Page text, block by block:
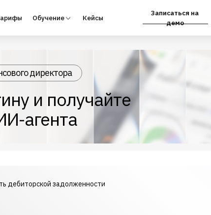
Партнёрам
Записаться на
Кейсы
Обучение
директора
и получайте
агента
дебиторской задолженности